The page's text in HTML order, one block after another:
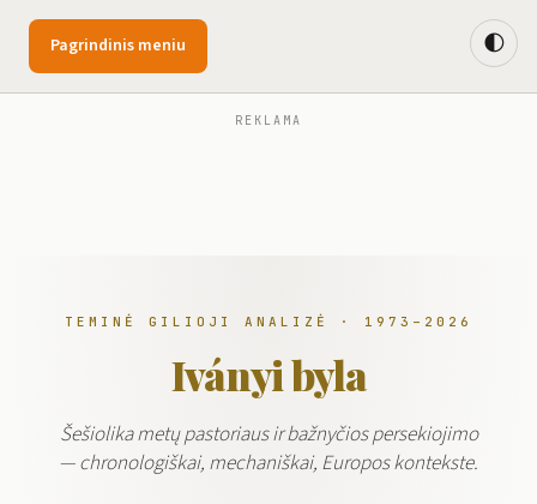
Pagrindinis meniu
REKLAMA
🌓
TEMINĖ GILIOJI ANALIZĖ · 1973–2026
Iványi byla
Šešiolika metų pastoriaus ir bažnyčios persekiojimo
— chronologiškai, mechaniškai, Europos kontekste.